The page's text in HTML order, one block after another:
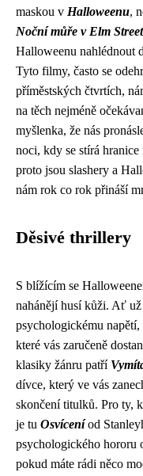
maskou v Halloweenu,
Noční můře v Elm Street
Halloweenu nahlédnout
Tyto filmy, často se
příměstských čtvrtích,
na těch nejméně
myšlenka, že nás
noci, kdy se stírá
proto jsou slashery a
nám rok co rok přináší
Děsivé thrillery
S blížícím se
nahánějí husí kůži. Ať
psychologickému
které vás zaručeně
klasiky žánru patří
dívce, který ve vás
skončení titulků. Pro ty,
je tu Osvíceníod
psychologického hororu
pokud máte rádi něco